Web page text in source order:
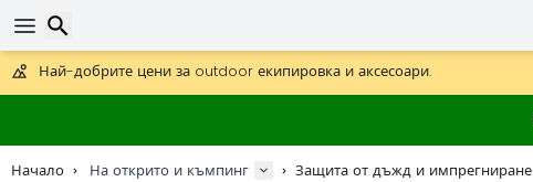
Получете безплатна доставка при поръчки над 59 €.
Предлага се и DHL Express за една нощ.
30 дни за връщане, 90 дни за дървени карти и декорации.
Начало На открито и къмпинг Защита от дъжд и импрегниране